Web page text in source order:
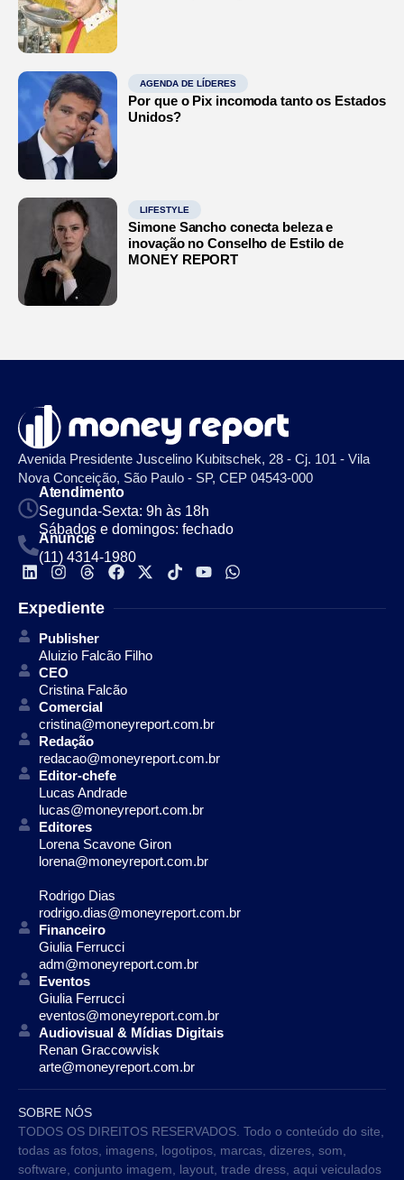
AGENDA DE LÍDERES
Por que o Pix incomoda tanto os Estados
Unidos?
LIFESTYLE
Simone Sancho conecta beleza e
inovação no Conselho de Estilo de
MONEY REPORT
Avenida Presidente Juscelino Kubitschek, 28 - Cj. 101 - Vila
Nova Conceição, São Paulo - SP, CEP 04543-000
Atendimento
Segunda-Sexta: 9h às 18h
Sábados e domingos: fechado
Anuncie
(11) 4314-1980
Expediente
Publisher
Aluizio Falcão Filho
CEO
Cristina Falcão
Comercial
cristina@moneyreport.com.br
Redação
redacao@moneyreport.com.br
Editor-chefe
Lucas Andrade
lucas@moneyreport.com.br
Editores
Lorena Scavone Giron
lorena@moneyreport.com.br
Rodrigo Dias
rodrigo.dias@moneyreport.com.br
Financeiro
Giulia Ferrucci
adm@moneyreport.com.br
Eventos
Giulia Ferrucci
eventos@moneyreport.com.br
Audiovisual & Mídias Digitais
Renan Graccowvisk
arte@moneyreport.com.br
SOBRE NÓS
TODOS OS DIREITOS RESERVADOS. Todo o conteúdo do site,
todas as fotos, imagens, logotipos, marcas, dizeres, som,
software, conjunto imagem, layout, trade dress, aqui veiculados